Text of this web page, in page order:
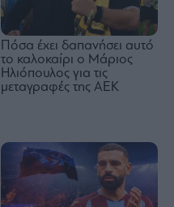
Πόσα έχει δαπανήσει αυτό
το καλοκαίρι ο Μάριος
Ηλιόπουλος για τις
μεταγραφές της ΑΕΚ